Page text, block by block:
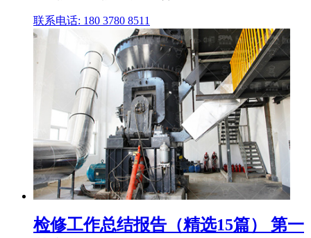
联系电话: 180 3780 8511
检修工作总结报告（精选15篇） 第一